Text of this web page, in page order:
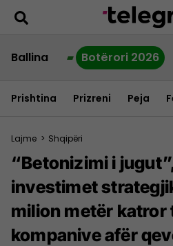
Ballina Botërori 2026
Prishtina Prizreni Peja
Lajme > Shqipëri
“Betonizimi i
investimet
milion metër katror
kompanive afër